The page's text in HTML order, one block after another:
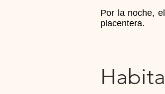
Por la noche,
placentera.